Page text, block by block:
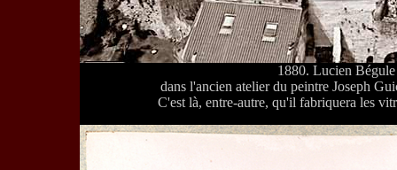
1880. Lucien
dans l'ancien atelier du peintre Joseph
C'est là, entre-autre, qu'il fabriquera les